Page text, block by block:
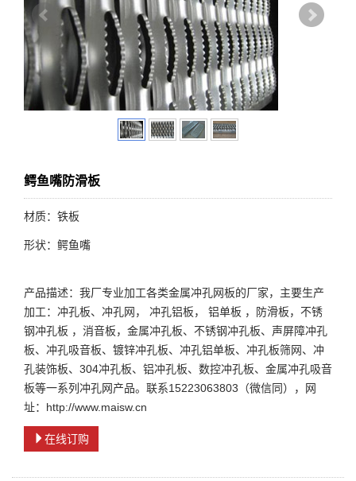
鳄鱼嘴防滑板
材质：铁板
形状：鳄鱼嘴
产品描述：我厂专业加工各类金属冲孔网板的厂家，主要生产
加工：冲孔板、冲孔网， 冲孔铝板， 铝单板 ，防滑板，不锈
钢冲孔板 ，消音板，金属冲孔板、不锈钢冲孔板、声屏障冲孔
板、冲孔吸音板、镀锌冲孔板、冲孔铝单板、冲孔板筛网、冲
孔装饰板、304冲孔板、铝冲孔板、数控冲孔板、金属冲孔吸音
板等一系列冲孔网产品。联系15223063803（微信同），网
址：http://www.maisw.cn
在线订购